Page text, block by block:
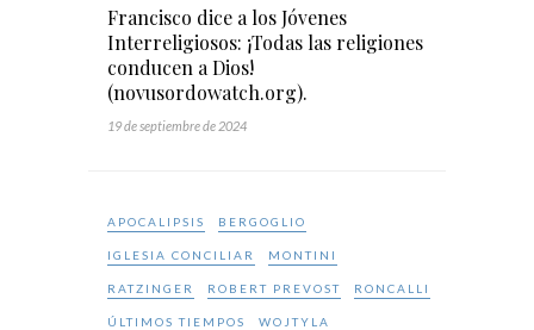
Francisco dice a los Jóvenes
Interreligiosos: ¡Todas las religiones
conducen a Dios!
(novusordowatch.org).
19 de septiembre de 2024
APOCALIPSIS BERGOGLIO
IGLESIA CONCILIAR MONTINI
RATZINGER ROBERT PREVOST RONCALLI
ÚLTIMOS TIEMPOS WOJTYLA